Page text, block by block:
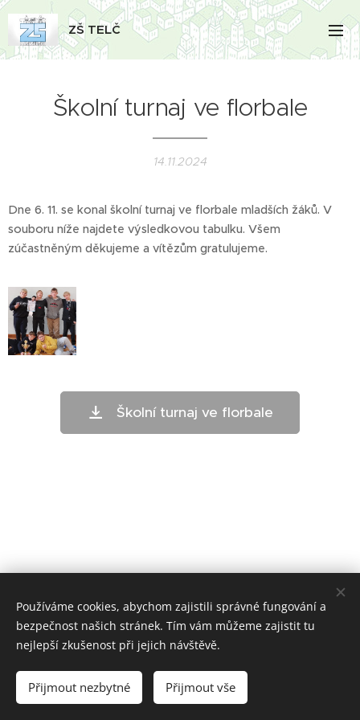
ZŠ TELČ
Školní turnaj ve florbale
14.11.2024
Dne 6. 11. se konal školní turnaj ve florbale mladších žáků. V
souboru níže najdete výsledkovou tabulku. Všem
zúčastněným děkujeme a vítězům gratulujeme.
Školní turnaj ve florbale
ZŠ Telč - bloxx.cz
Používáme cookies, abychom zajistili správné fungování a
bezpečnost našich stránek. Tím vám můžeme zajistit tu
nejlepší zkušenost při jejich návštěvě.
Přijmout nezbytné Přijmout vše